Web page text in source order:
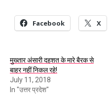
Facebook X
मुख्तार अंसारी दहशत के मारे बैरक से
बाहर नहीं निकल रहे!
July 11, 2018
In "उत्तर प्रदेश"